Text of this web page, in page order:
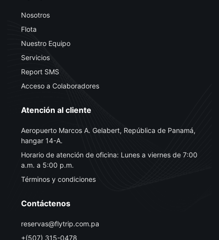
Nosotros
Flota
Nuestro Equipo
Servicios
Report SMS
Acceso a Colaboradores
Atención al cliente
Aeropuerto Marcos A. Gelabert, República de Panamá,
hangar 14-A.
Horario de atención de oficina: Lunes a viernes de 7:00
a.m. a 5:00 p.m.
Términos y condiciones
Contáctenos
reservas@flytrip.com.pa
+(507) 315-0478